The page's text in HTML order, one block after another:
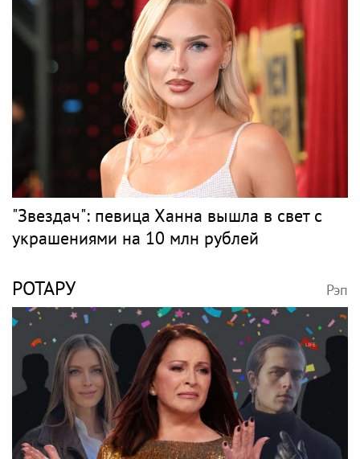
"Звездач": певица Ханна вышла в свет с
украшениями на 10 млн рублей
РОТАРУ Рэп